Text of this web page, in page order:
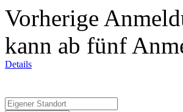
Vorherige
kann ab fünf
Details